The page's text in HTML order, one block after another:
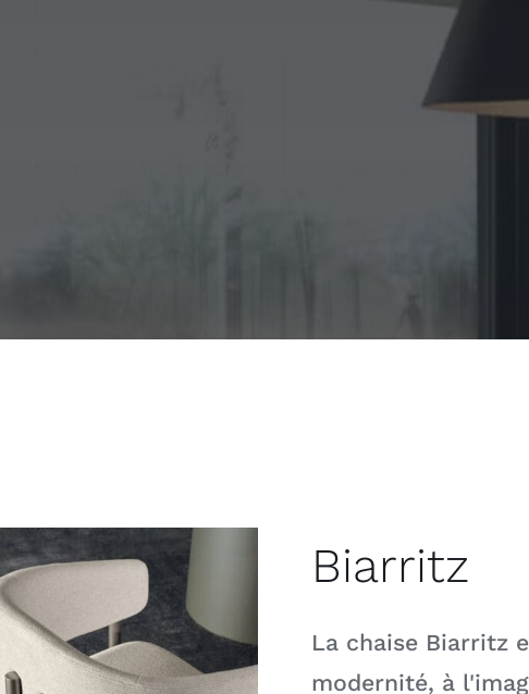
Biarritz
La chaise Biarritz
modernité, à